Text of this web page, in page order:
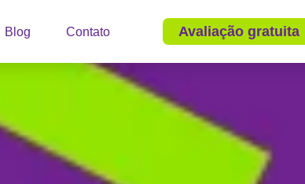
Blog Contato Avaliação gratuita